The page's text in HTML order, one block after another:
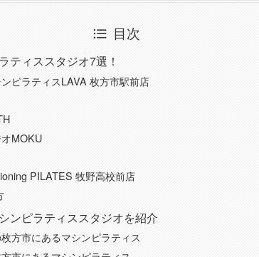
目次
ティススタジオ7選！
ピラティスLAVA 枚方市駅前店
MOKU
PILATES 牧野高校前店
ンピラティススタジオを紹介
方市にあるマシンピラティス